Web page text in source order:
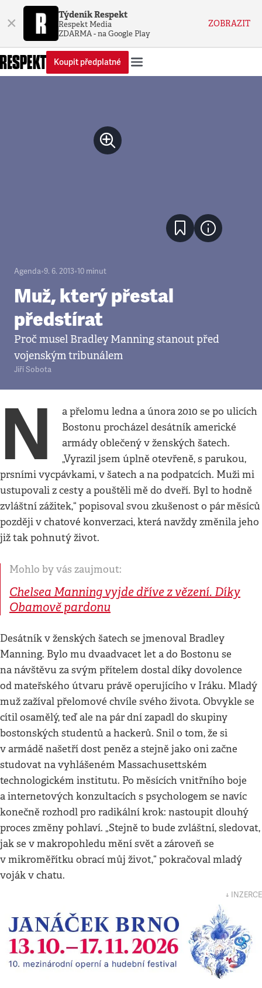
× Týdeník Respekt
Respekt Media
ZDARMA - na Google Play
ZOBRAZIT
Koupit předplatné
Agenda•9. 6. 2013•10 minut
Muž, který přestal
předstírat
Proč musel Bradley Manning stanout před
vojenským tribunálem
Jiří Sobota
N
a přelomu ledna a února 2010 se po ulicích
Bostonu procházel desátník americké
armády oblečený v ženských šatech.
„Vyrazil jsem úplně otevřeně, s parukou,
prsními vycpávkami, v šatech a na podpatcích. Muži mi
ustupovali z cesty a pouštěli mě do dveří. Byl to hodně
zvláštní zážitek,“ popisoval svou zkušenost o pár měsíců
později v chatové konverzaci, která navždy změnila jeho
již tak pohnutý život.
Mohlo by vás zaujmout:
Chelsea Manning vyjde dříve z vězení. Díky
Obamově pardonu
Desátník v ženských šatech se jmenoval Bradley
Manning. Bylo mu dvaadvacet let a do Bostonu se
na návštěvu za svým přítelem dostal díky dovolence
od mateřského útvaru právě operujícího v Iráku. Mladý
muž zažíval přelomové chvíle svého života. Obvykle se
cítil osamělý, teď ale na pár dní zapadl do skupiny
bostonských studentů a hackerů. Snil o tom, že si
v armádě našetří dost peněz a stejně jako oni začne
studovat na vyhlášeném Massachusettském
technologickém institutu. Po měsících vnitřního boje
a internetových konzultacích s psychologem se navíc
konečně rozhodl pro radikální krok: nastoupit dlouhý
proces změny pohlaví. „Stejně to bude zvláštní, sledovat,
jak se v makropohledu mění svět a zároveň se
v mikroměřítku obrací můj život,“ pokračoval mladý
voják v chatu.
↓ INZERCE